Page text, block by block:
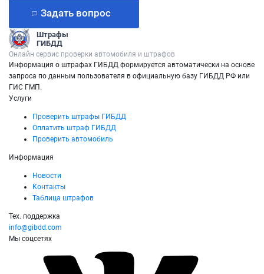
Задать вопрос
Штрафы
ГИБДД
Онлайн сервис проверки автомобиля и штрафов
Информация о штрафах ГИБДД формируется автоматически на основе
запроса по данным пользователя в официальную базу ГИБДД РФ или
ГИС ГМП.
Услуги
Проверить штрафы ГИБДД
Оплатить штраф ГИБДД
Проверить автомобиль
Информация
Новости
Контакты
Таблица штрафов
Тех. поддержка
info@gibdd.com
Мы соцсетях